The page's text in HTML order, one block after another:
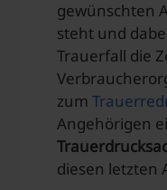
gewünschten
steht und
Trauerfall die
zum
Angehörigen
diesen letzten